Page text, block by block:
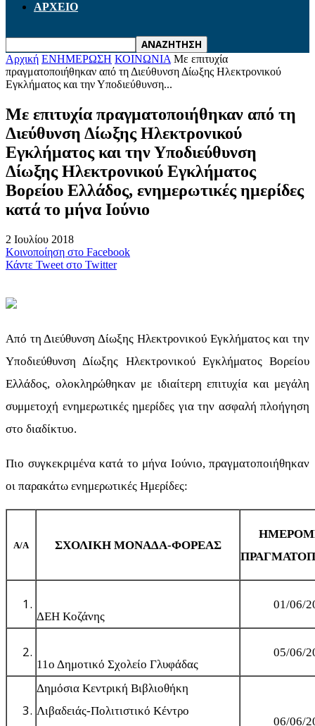
ΑΡΧΕΙΟ
Αρχική ΕΝΗΜΕΡΩΣΗ ΚΟΙΝΩΝΙΑ Με επιτυχία
πραγματοποιήθηκαν από τη Διεύθυνση Δίωξης Ηλεκτρονικού
Εγκλήματος και την Υποδιεύθυνση...
Με επιτυχία πραγματοποιήθηκαν από τη
Διεύθυνση Δίωξης Ηλεκτρονικού
Εγκλήματος και την Υποδιεύθυνση
Δίωξης Ηλεκτρονικού Εγκλήματος
Βορείου Ελλάδος, ενημερωτικές ημερίδες
κατά το μήνα Ιούνιο
2 Ιουλίου 2018
Κοινοποίηση στο Facebook
Κάντε Tweet στο Twitter
Από τη Διεύθυνση Δίωξης Ηλεκτρονικού Εγκλήματος και την
Υποδιεύθυνση Δίωξης Ηλεκτρονικού Εγκλήματος Βορείου
Ελλάδος, ολοκληρώθηκαν με ιδιαίτερη επιτυχία και μεγάλη
συμμετοχή ενημερωτικές ημερίδες για την ασφαλή πλοήγηση
στο διαδίκτυο.
Πιο συγκεκριμένα κατά το μήνα Ιούνιο, πραγματοποιήθηκαν
οι παρακάτω ενημερωτικές Ημερίδες:
Α/Α ΣΧΟΛΙΚΗ ΜΟΝΑΔΑ-ΦΟΡΕΑΣ
ΔΕΗ Κοζάνης
01/06/
11ο Δημοτικό Σχολείο Γλυφάδας
05/06/
Δημόσια Κεντρική Βιβλιοθήκη
Λιβαδειάς-Πολιτιστικό Κέντρο
06/06/